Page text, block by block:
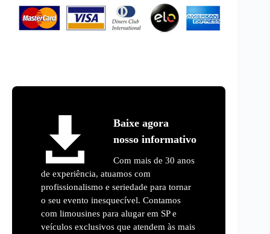
Baixe agora
nosso informativo
Com mais de 30 anos
de experiência, atuamos com
profissionalismo e seriedade para tornar
o seu evento inesquecível. Contamos
com limousines para alugar em SP e
veículos exclusivos que atendem às mais